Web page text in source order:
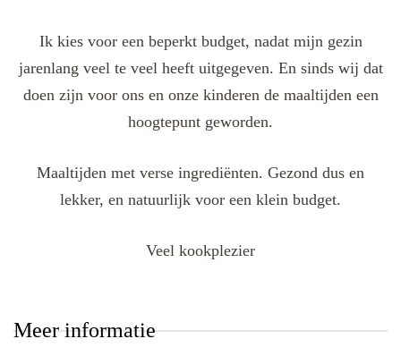
Ik kies voor een beperkt budget, nadat mijn gezin
jarenlang veel te veel heeft uitgegeven. En sinds wij dat
doen zijn voor ons en onze kinderen de maaltijden een
hoogtepunt geworden.
Maaltijden met verse ingrediënten. Gezond dus en
lekker, en natuurlijk voor een klein budget.
Veel kookplezier
Meer informatie